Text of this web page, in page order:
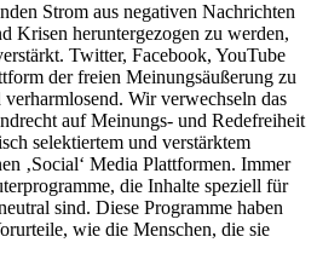
Strom aus negativen Nachrichten
Krisen heruntergezogen zu werden,
Twitter, Facebook, YouTube
der freien Meinungsäußerung zu
Wir verwechseln das
auf Meinungs- und Redefreiheit
selektiertem und verstärktem
‚Social‘ Media Plattformen. Immer
die Inhalte speziell für
sind. Diese Programme haben
wie die Menschen, die sie